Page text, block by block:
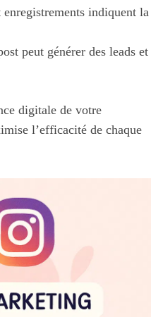
indiquent la
peut générer des leads et
digitale de votre
l’efficacité de chaque